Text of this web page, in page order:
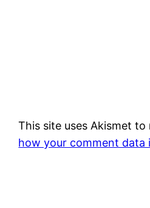
This site uses Akismet to
how your comment data